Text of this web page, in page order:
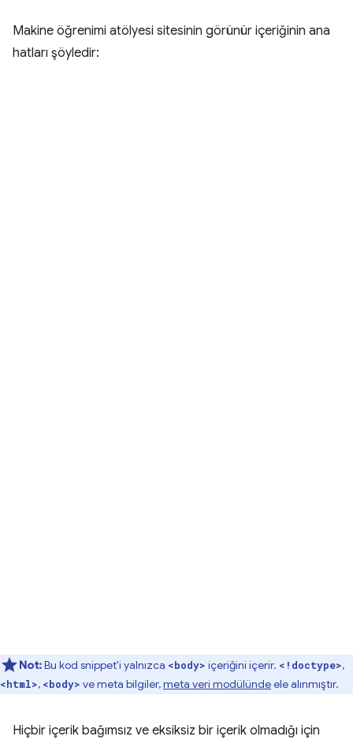
Makine öğrenimi atölyesi sitesinin görünür içeriğinin ana
hatları şöyledir:
Not:Bu kod snippet'i yalnızca <body> içeriğini içerir. <!doctype>,
<html>, <body> ve meta bilgiler,meta veri modülündeele alınmıştır.
Hiçbir içerik bağımsız ve eksiksiz bir içerik olmadığı için